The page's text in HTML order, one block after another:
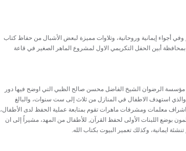
الماهر
الصغير
الكريم
في
خنفر
مغلقة
أجواء إيمانية وروحانية، وتلاوات مميزة لبعض الأشبال من حفاظ كتاب
أبين الحفل التكريمي الاول لمشروع الماهر الصغير في قاعة
مؤسسة الرضوان الشيخ الفاضل محسن صالح الظبي التي اوضح فيها دور
استهدف الاطفال في المنازل من ثلاث إلى ست سنوات، والبالغ
اشراف معلمات ومشرفات ماهرات تقوم بمتابعة عملية الحفظ لدى الأطفال،
بوضع اللبنات الأولى لحفظ القرآن, للأطفال من المهد، مشيراً إلى ان
ايمانية، وكذلك تعمير البيوت بكتاب الله.